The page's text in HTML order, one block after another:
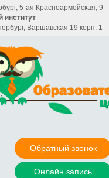
5-ая Красноармейская, 9
институт
Варшавская 19 корп. 1
Обратный звонок
Онлайн запись